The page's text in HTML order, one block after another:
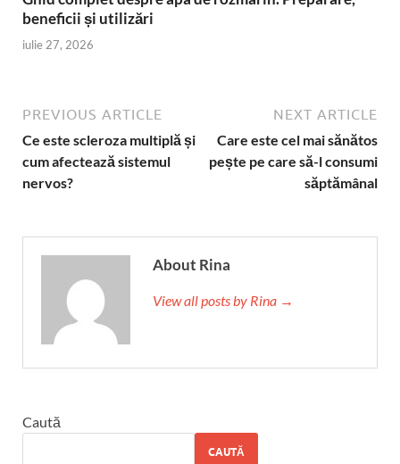
beneficii și utilizări
iulie 27, 2026
PREVIOUS ARTICLE
Ce este scleroza multiplă și
cum afectează sistemul
nervos?
NEXT ARTICLE
Care este cel mai sănătos
pește pe care să-l consumi
săptămânal
About Rina
View all posts by Rina →
Caută
CAUTĂ